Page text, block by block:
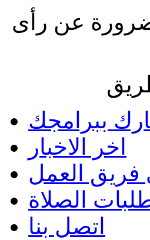
عن رأى
ببرامجك
اخر الاخبار
فريق العمل
الصلاة
اتصل بنا